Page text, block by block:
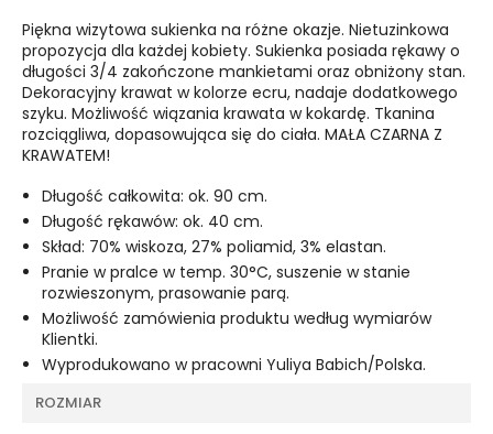
Piękna wizytowa sukienka na różne okazje. Nietuzinkowa
propozycja dla każdej kobiety. Sukienka posiada rękawy o
długości 3/4 zakończone mankietami oraz obniżony stan.
Dekoracyjny krawat w kolorze ecru, nadaje dodatkowego
szyku. Możliwość wiązania krawata w kokardę. Tkanina
rozciągliwa, dopasowująca się do ciała. MAŁA CZARNA Z
KRAWATEM!
Długość całkowita: ok. 90 cm.
Długość rękawów: ok. 40 cm.
Skład: 70% wiskoza, 27% poliamid, 3% elastan.
Pranie w pralce w temp. 30°C, suszenie w stanie
rozwieszonym, prasowanie parą.
Możliwość zamówienia produktu według wymiarów
Klientki.
Wyprodukowano w pracowni Yuliya Babich/Polska.
ROZMIAR